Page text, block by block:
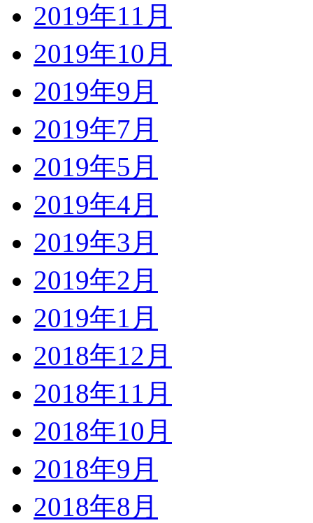
2019年11月
2019年10月
2019年9月
2019年7月
2019年5月
2019年4月
2019年3月
2019年2月
2019年1月
2018年12月
2018年11月
2018年10月
2018年9月
2018年8月